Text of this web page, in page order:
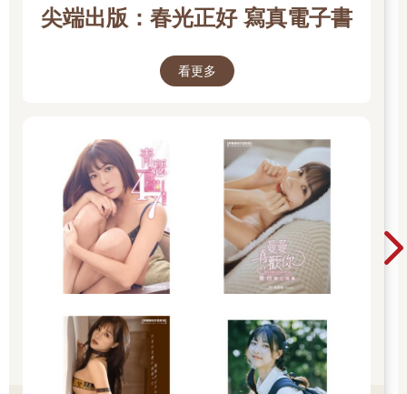
尖端出版：春光正好 寫真電子書
看更多